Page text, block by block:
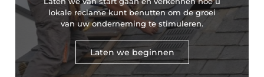
lokale reclame kunt benutten om de groei
van uw onderneming te stimuleren.
Laten we beginnen